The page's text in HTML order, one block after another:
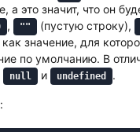
а это значит, что он
, "" (пустую строку),
значение, для
по умолчанию. В
null и undefined .